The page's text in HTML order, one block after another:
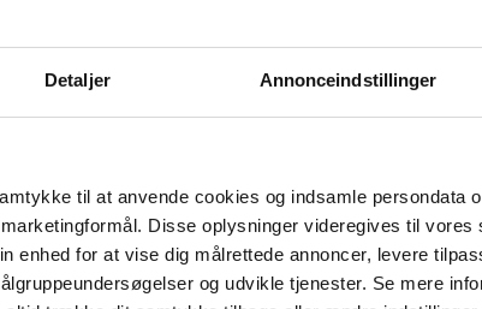
Detaljer Annonceindstillinger
til at anvende cookies og indsamle persondata
Disse oplysninger videregives til vores
enhed for at vise dig målrettede annoncer, levere
og udvikle tjenester. Se mere